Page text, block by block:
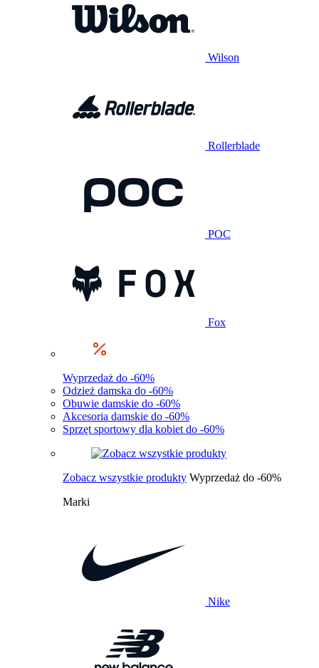
Wilson
Rollerblade
POC
Fox
Wyprzedaż do -60%
Odzież damska do -60%
Obuwie damskie do -60%
Akcesoria damskie do -60%
Sprzęt sportowy dla kobiet do -60%
Zobacz wszystkie produkty Wyprzedaż do -60%
Marki
Nike